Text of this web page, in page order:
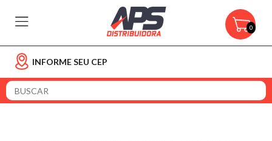
0
INFORME SEU CEP